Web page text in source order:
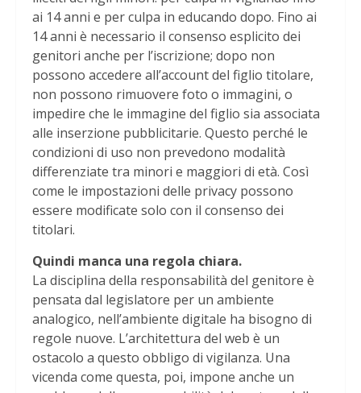
ai 14 anni e per culpa in educando dopo. Fino ai
14 anni è necessario il consenso esplicito dei
genitori anche per l’iscrizione; dopo non
possono accedere all’account del figlio titolare,
non possono rimuovere foto o immagini, o
impedire che le immagine del figlio sia associata
alle inserzione pubblicitarie. Questo perché le
condizioni di uso non prevedono modalità
differenziate tra minori e maggiori di età. Così
come le impostazioni delle privacy possono
essere modificate solo con il consenso dei
titolari.
Quindi manca una regola chiara.
La disciplina della responsabilità del genitore è
pensata dal legislatore per un ambiente
analogico, nell’ambiente digitale ha bisogno di
regole nuove. L’architettura del web è un
ostacolo a questo obbligo di vigilanza. Una
vicenda come questa, poi, impone anche un